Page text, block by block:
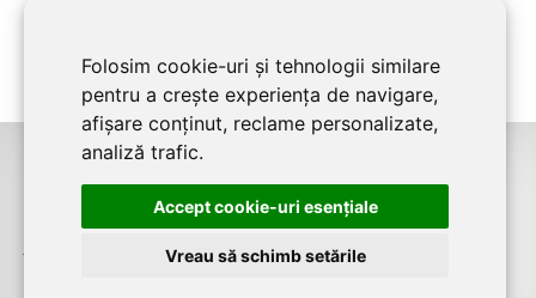
Folosim cookie-uri și tehnologii similare
pentru a crește experiența de navigare,
afișare conținut, reclame personalizate,
analiză trafic.
Accept cookie-uri esenţiale
Vreau să schimb setările
CLUJ CONSTRUCTeste un serviciu de promovare online pentru
firme. Proiect digital dezvoltat deLIVE COMMUNICATIONS SRL
J12/4191/2006, RO19492087